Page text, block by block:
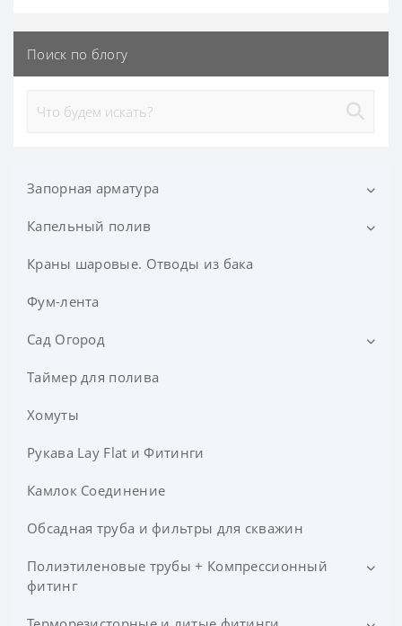
Поиск по блогу
Запорная арматура
Задвижки
Прокладки
Фланцы
Капельный полив
Обратные клапана
Таймер для полива
Капельная лента
Миникраны и комплектующие для капельной
Фильтры, гидроциклоны,воздушные клапаны,
редукторы
Инжекторы, системы всасывания, байпас
Капельная многолетняя, слепая трубка
Миникраны и комплектующие для капельной
Краны шаровые. Отводы из бака
Фум-лента
Сад Огород
Товары для саженцев
Шланги
Гофрошланги
Поливочные шланги
Шланги прозрачные Универсал
Садовые разбрызгиватели
Адаптеры
Держатели для дождевателей
Коннекторы
Таймер для полива
Хомуты
Рукава Lay Flat и Фитинги
Камлок Соединение
Обсадная труба и фильтры для скважин
Полиэтиленовые трубы + Компрессионный
фитинг